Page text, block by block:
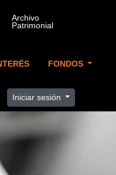
FONDOS
Iniciar sesión